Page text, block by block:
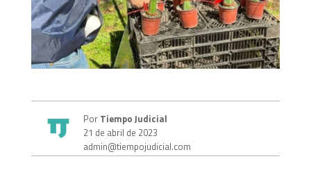
PorTiempo Judicial
21 de abril de 2023
admin@tiempojudicial.com